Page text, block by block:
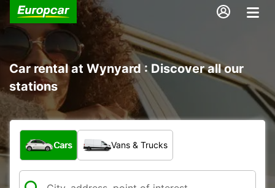
Car rental at Wynyard : Discover all our
stations
What type of vehicle?
Cars Vans & Trucks